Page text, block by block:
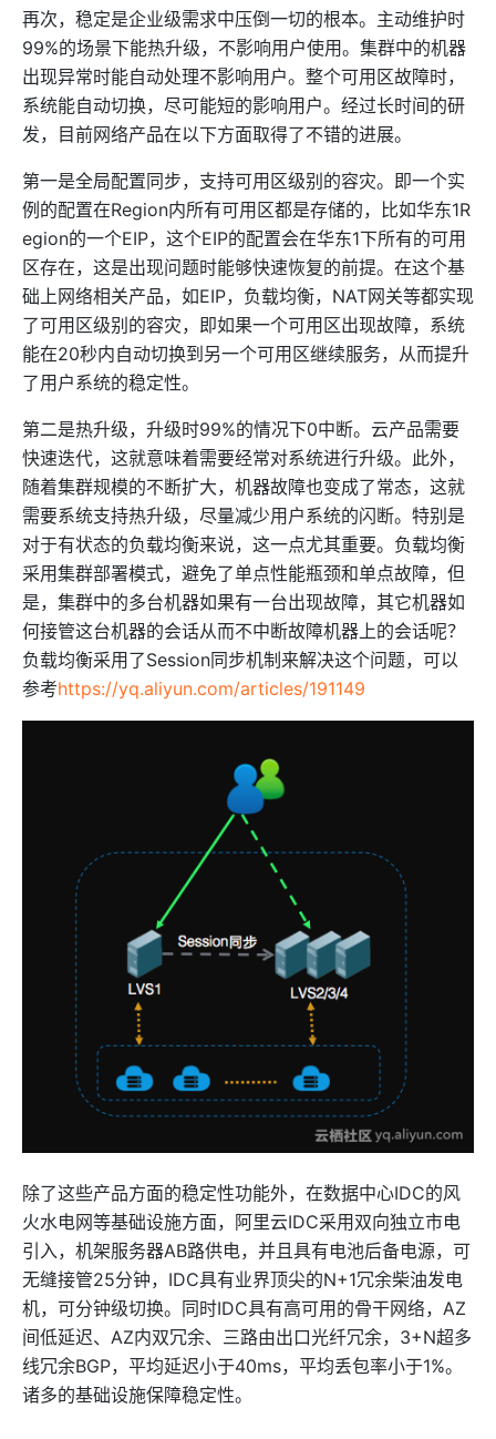
再次，稳定是企业级需求中压倒一切的根本。主动维护时
99%的场景下能热升级，不影响用户使用。集群中的机器
出现异常时能自动处理不影响用户。整个可用区故障时，
系统能自动切换，尽可能短的影响用户。经过长时间的研
发，目前网络产品在以下方面取得了不错的进展。
第一是全局配置同步，支持可用区级别的容灾。即一个实
例的配置在Region内所有可用区都是存储的，比如华东1R
egion的一个EIP，这个EIP的配置会在华东1下所有的可用
区存在，这是出现问题时能够快速恢复的前提。在这个基
础上网络相关产品，如EIP，负载均衡，NAT网关等都实现
了可用区级别的容灾，即如果一个可用区出现故障，系统
能在20秒内自动切换到另一个可用区继续服务，从而提升
了用户系统的稳定性。
第二是热升级，升级时99%的情况下0中断。云产品需要
快速迭代，这就意味着需要经常对系统进行升级。此外，
随着集群规模的不断扩大，机器故障也变成了常态，这就
需要系统支持热升级，尽量减少用户系统的闪断。特别是
对于有状态的负载均衡来说，这一点尤其重要。负载均衡
采用集群部署模式，避免了单点性能瓶颈和单点故障，但
是，集群中的多台机器如果有一台出现故障，其它机器如
何接管这台机器的会话从而不中断故障机器上的会话呢？
负载均衡采用了Session同步机制来解决这个问题，可以
参考https://yq.aliyun.com/articles/191149
除了这些产品方面的稳定性功能外，在数据中心IDC的风
火水电网等基础设施方面，阿里云IDC采用双向独立市电
引入，机架服务器AB路供电，并且具有电池后备电源，可
无缝接管25分钟，IDC具有业界顶尖的N+1冗余柴油发电
机，可分钟级切换。同时IDC具有高可用的骨干网络，AZ
间低延迟、AZ内双冗余、三路由出口光纤冗余，3+N超多
线冗余BGP，平均延迟小于40ms，平均丢包率小于1%。
诸多的基础设施保障稳定性。